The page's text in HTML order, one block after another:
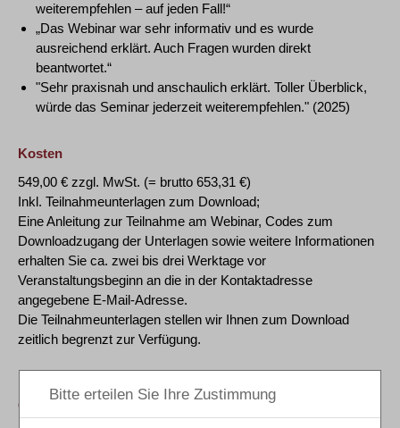
weiterempfehlen – auf jeden Fall!“
„Das Webinar war sehr informativ und es wurde
ausreichend erklärt. Auch Fragen wurden direkt
beantwortet.“
"Sehr praxisnah und anschaulich erklärt. Toller Überblick,
würde das Seminar jederzeit weiterempfehlen." (2025)
Kosten
549,00 € zzgl. MwSt. (= brutto 653,31 €)
Inkl. Teilnahmeunterlagen zum Download;
Eine Anleitung zur Teilnahme am Webinar, Codes zum
Downloadzugang der Unterlagen sowie weitere Informationen
erhalten Sie ca. zwei bis drei Werktage vor
Veranstaltungsbeginn an die in der Kontaktadresse
angegebene E-Mail-Adresse.
Die Teilnahmeunterlagen stellen wir Ihnen zum Download
zeitlich begrenzt zur Verfügung.
GOI